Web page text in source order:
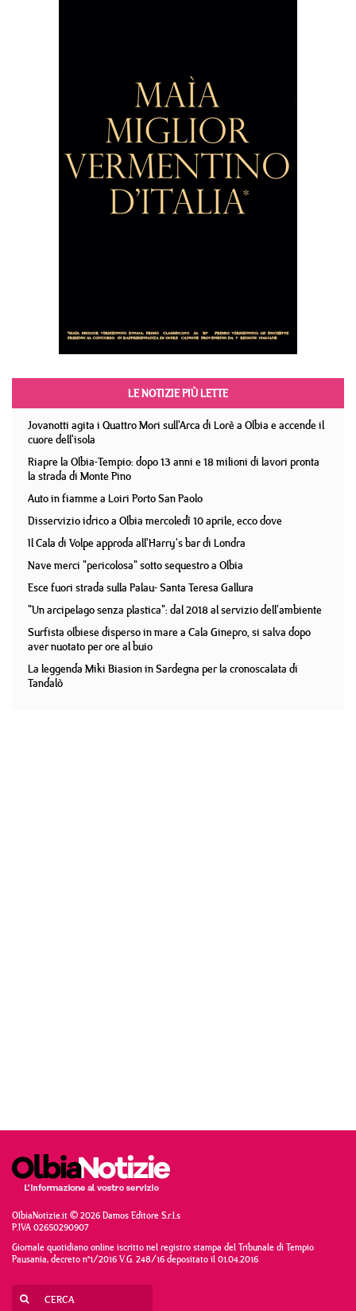
LE NOTIZIE PIÙ LETTE
Jovanotti agita i Quattro Mori sull'Arca di Lorè a Olbia e accende il
cuore dell'isola
Riapre la Olbia-Tempio: dopo 13 anni e 18 milioni di lavori pronta
la strada di Monte Pino
Auto in fiamme a Loiri Porto San Paolo
Disservizio idrico a Olbia mercoledì 10 aprile, ecco dove
Il Cala di Volpe approda all'Harry's bar di Londra
Nave merci "pericolosa" sotto sequestro a Olbia
Esce fuori strada sulla Palau- Santa Teresa Gallura
"Un arcipelago senza plastica": dal 2018 al servizio dell'ambiente
Surfista olbiese disperso in mare a Cala Ginepro, si salva dopo
aver nuotato per ore al buio
La leggenda Miki Biasion in Sardegna per la cronoscalata di
Tandalò
OlbiaNotizie.it © 2026 Damos Editore S.r.l.s
P.IVA 02650290907
Giornale quotidiano online iscritto nel registro stampa del Tribunale di Tempio
Pausania, decreto n°1/2016 V.G. 248/16 depositato il 01.04.2016